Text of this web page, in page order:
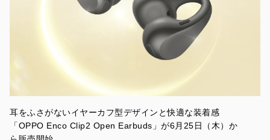
耳をふさがないイヤーカフ型デザインと快適な装着感
「OPPO Enco Clip2 Open Earbuds」が6月25日（木）か